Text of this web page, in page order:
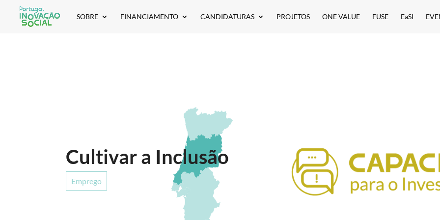
SOBRE FINANCIAMENTO CANDIDATURAS PROJETOS ONE VALUE FUSE EaSI
Cultivar a Inclusão
Emprego